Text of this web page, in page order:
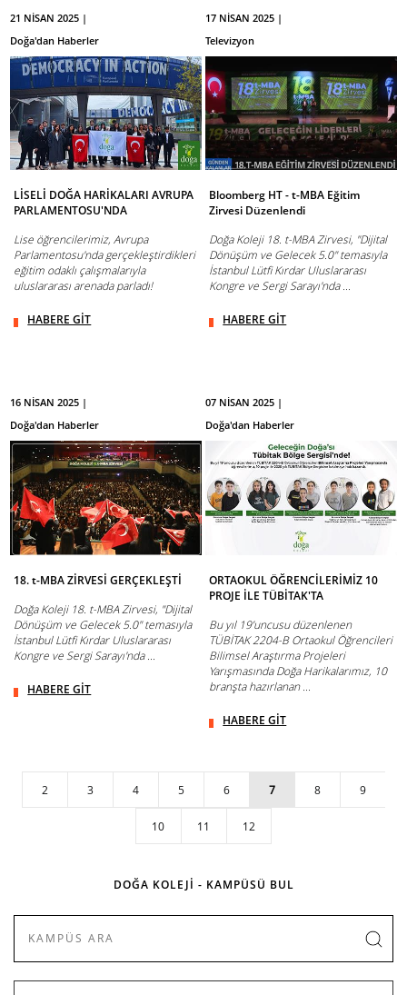
21 NİSAN 2025 |
Doğa'dan Haberler
LİSELİ DOĞA HARİKALARI AVRUPA
PARLAMENTOSU'NDA
Lise öğrencilerimiz, Avrupa
Parlamentosu'nda gerçekleştirdikleri
eğitim odaklı çalışmalarıyla
uluslararası arenada parladı!
HABERE GİT
17 NİSAN 2025 |
Televizyon
Bloomberg HT - t-MBA Eğitim
Zirvesi Düzenlendi
Doğa Koleji 18. t-MBA Zirvesi, "Dijital
Dönüşüm ve Gelecek 5.0" temasıyla
İstanbul Lütfi Kırdar Uluslararası
Kongre ve Sergi Sarayı'nda ...
HABERE GİT
16 NİSAN 2025 |
Doğa'dan Haberler
18. t-MBA ZİRVESİ GERÇEKLEŞTİ
Doğa Koleji 18. t-MBA Zirvesi, "Dijital
Dönüşüm ve Gelecek 5.0" temasıyla
İstanbul Lütfi Kırdar Uluslararası
Kongre ve Sergi Sarayı'nda ...
HABERE GİT
07 NİSAN 2025 |
Doğa'dan Haberler
ORTAOKUL ÖĞRENCİLERİMİZ 10
PROJE İLE TÜBİTAK'TA
Bu yıl 19’uncusu düzenlenen
TÜBİTAK 2204-B Ortaokul Öğrencileri
Bilimsel Araştırma Projeleri
Yarışmasında Doğa Harikalarımız, 10
branşta hazırlanan ...
HABERE GİT
2 3 4 5 6 7 8 9
10 11 12
DOĞA KOLEJİ - KAMPÜSÜ BUL